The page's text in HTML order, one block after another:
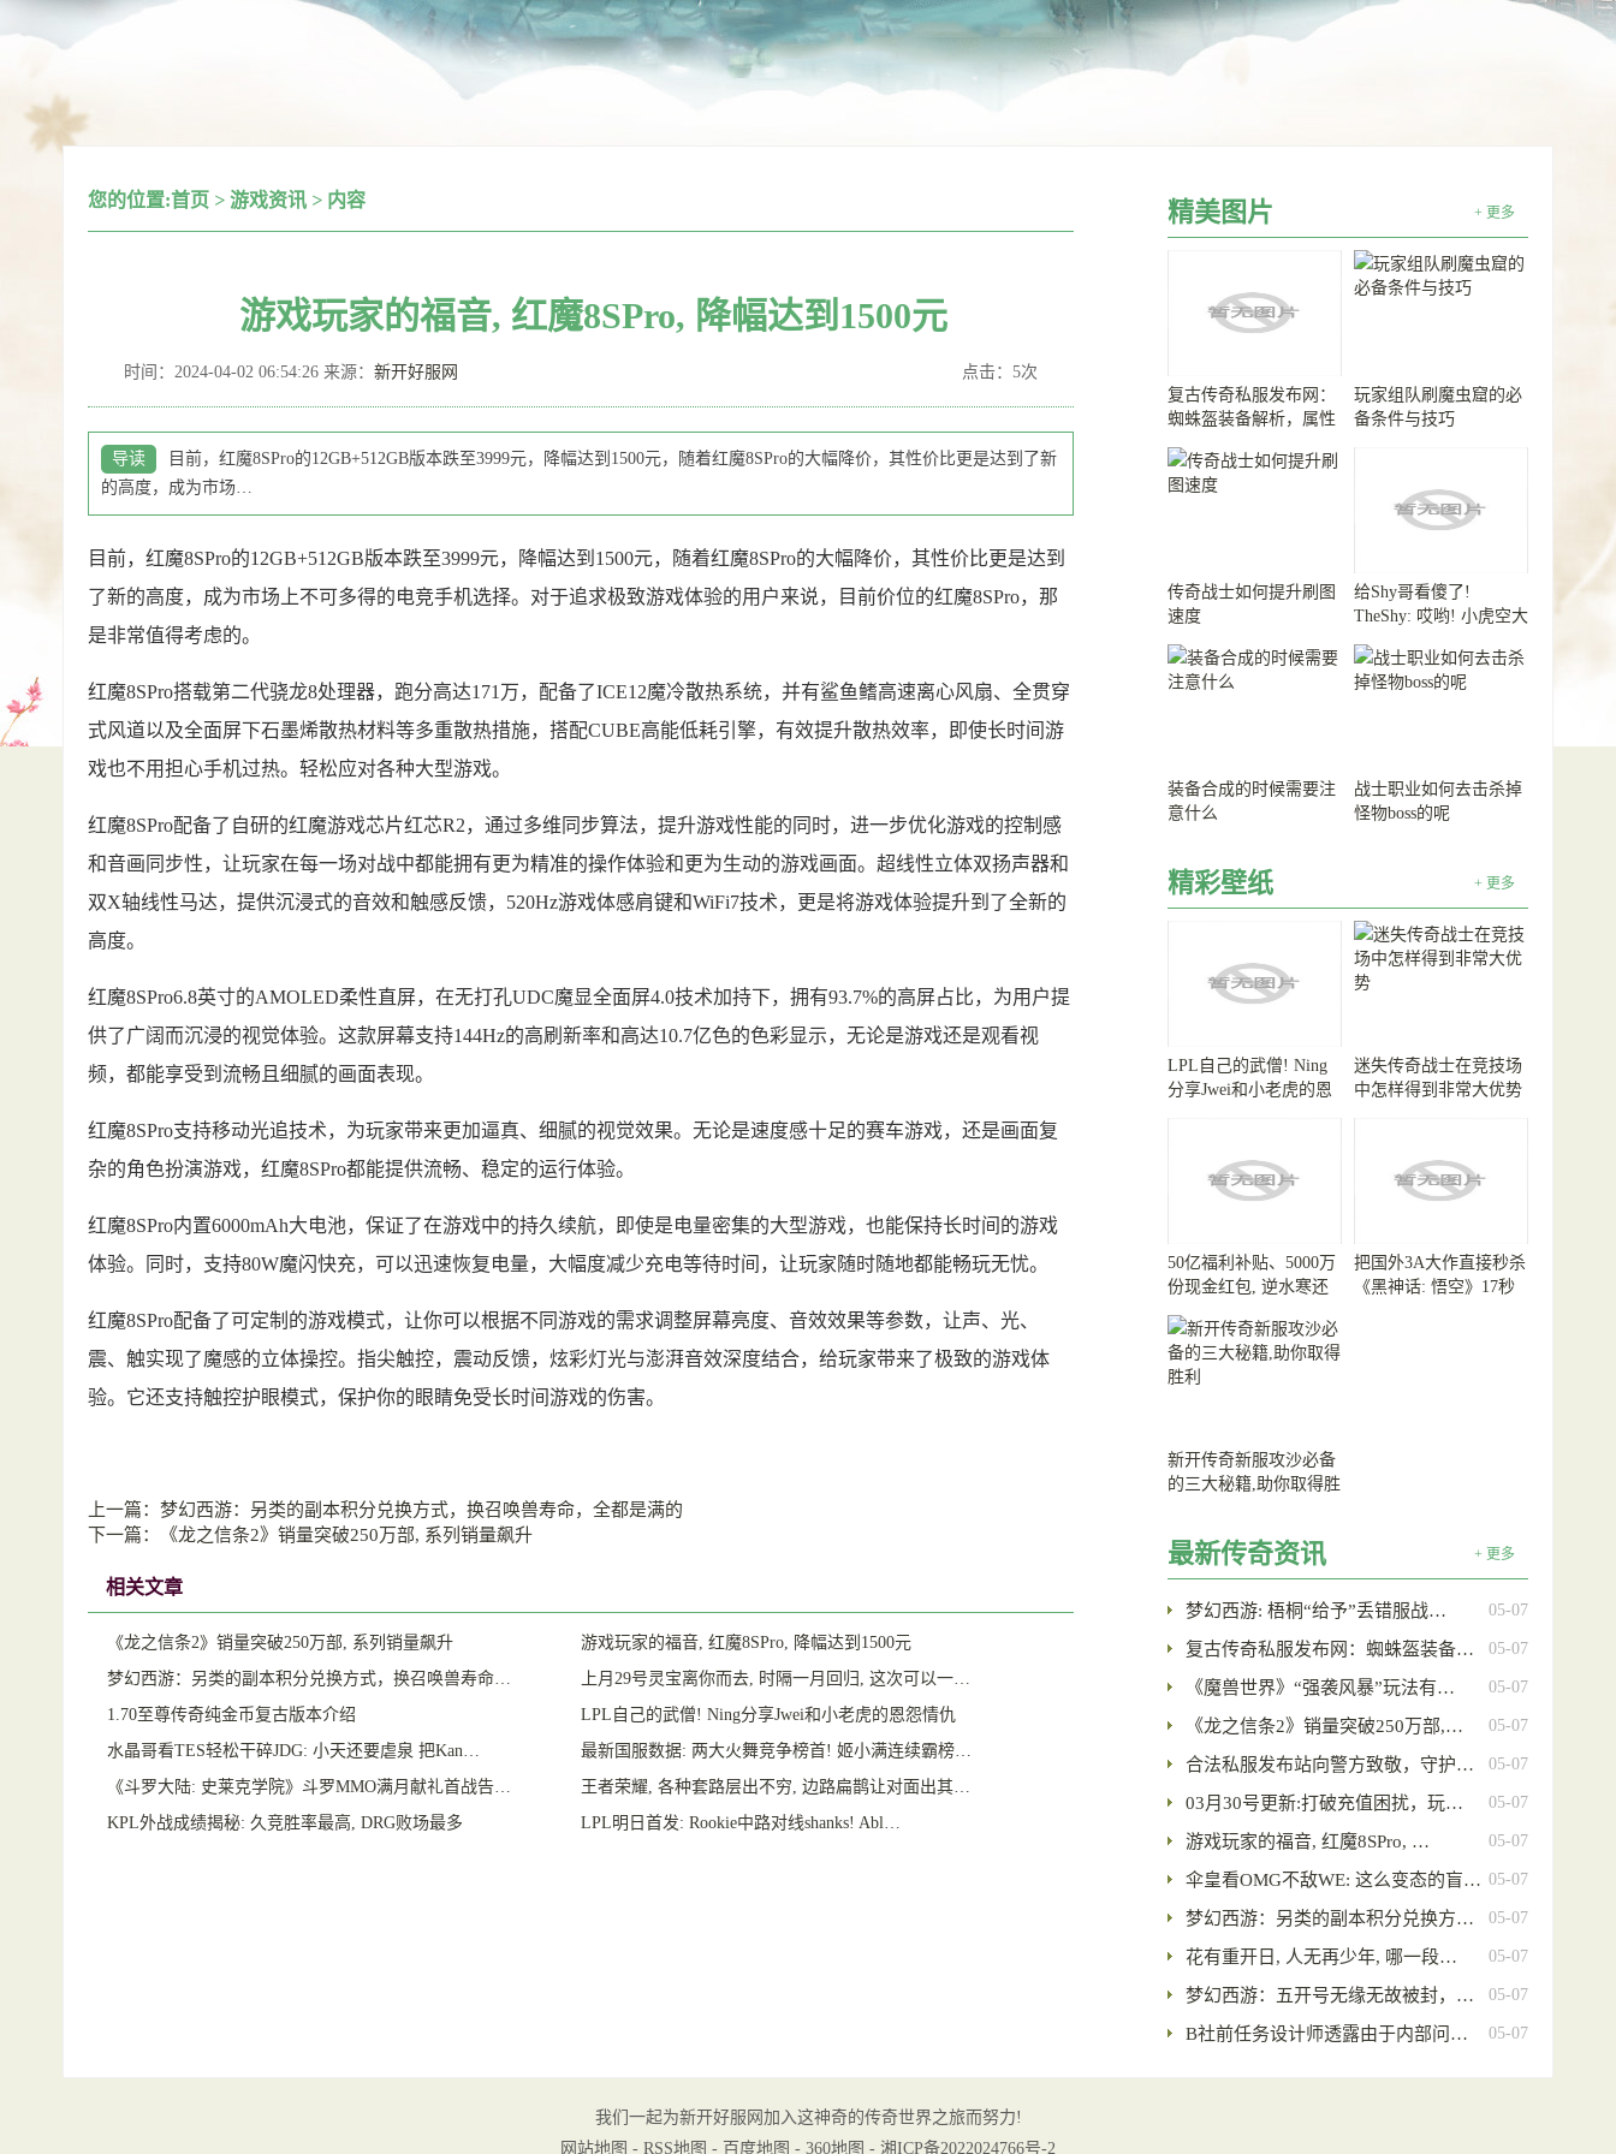
您的位置:首页 > 游戏资讯 > 内容
游戏玩家的福音, 红魔8SPro, 降幅达到1500元
点击：5次
时间：2024-04-02 06:54:26 来源： 新开好服网
导读
目前，红魔8SPro的12GB+512GB版本跌至3999元，降幅达到1500元，随着红魔8SPro的大幅降价，其性价比更是达到了新
的高度，成为市场…
目前，红魔8SPro的12GB+512GB版本跌至3999元，降幅达到1500元，随着红魔8SPro的大幅降价，其性价比更是达到
了新的高度，成为市场上不可多得的电竞手机选择。对于追求极致游戏体验的用户来说，目前价位的红魔8SPro，那
是非常值得考虑的。
红魔8SPro搭载第二代骁龙8处理器，跑分高达171万，配备了ICE12魔冷散热系统，并有鲨鱼鳍高速离心风扇、全贯穿
式风道以及全面屏下石墨烯散热材料等多重散热措施，搭配CUBE高能低耗引擎，有效提升散热效率，即使长时间游
戏也不用担心手机过热。轻松应对各种大型游戏。
红魔8SPro配备了自研的红魔游戏芯片红芯R2，通过多维同步算法，提升游戏性能的同时，进一步优化游戏的控制感
和音画同步性，让玩家在每一场对战中都能拥有更为精准的操作体验和更为生动的游戏画面。超线性立体双扬声器和
双X轴线性马达，提供沉浸式的音效和触感反馈，520Hz游戏体感肩键和WiFi7技术，更是将游戏体验提升到了全新的
高度。
红魔8SPro6.8英寸的AMOLED柔性直屏，在无打孔UDC魔显全面屏4.0技术加持下，拥有93.7%的高屏占比，为用户提
供了广阔而沉浸的视觉体验。这款屏幕支持144Hz的高刷新率和高达10.7亿色的色彩显示，无论是游戏还是观看视
频，都能享受到流畅且细腻的画面表现。
红魔8SPro支持移动光追技术，为玩家带来更加逼真、细腻的视觉效果。无论是速度感十足的赛车游戏，还是画面复
杂的角色扮演游戏，红魔8SPro都能提供流畅、稳定的运行体验。
红魔8SPro内置6000mAh大电池，保证了在游戏中的持久续航，即使是电量密集的大型游戏，也能保持长时间的游戏
体验。同时，支持80W魔闪快充，可以迅速恢复电量，大幅度减少充电等待时间，让玩家随时随地都能畅玩无忧。
红魔8SPro配备了可定制的游戏模式，让你可以根据不同游戏的需求调整屏幕亮度、音效效果等参数，让声、光、
震、触实现了魔感的立体操控。指尖触控，震动反馈，炫彩灯光与澎湃音效深度结合，给玩家带来了极致的游戏体
验。它还支持触控护眼模式，保护你的眼睛免受长时间游戏的伤害。
上一篇： 梦幻西游：另类的副本积分兑换方式，换召唤兽寿命，全都是满的
下一篇：
《龙之信条2》销量突破250万部, 系列销量飙升
相关文章
《龙之信条2》销量突破250万部, 系列销量飙升
游戏玩家的福音, 红魔8SPro, 降幅达到1500元
梦幻西游：另类的副本积分兑换方式，换召唤兽寿命…
上月29号灵宝离你而去, 时隔一月回归, 这次可以一…
1.70至尊传奇纯金币复古版本介绍
LPL自己的武僧! Ning分享Jwei和小老虎的恩怨情仇
水晶哥看TES轻松干碎JDG: 小天还要虐泉 把Kan…
最新国服数据: 两大火舞竞争榜首! 姬小满连续霸榜…
《斗罗大陆: 史莱克学院》斗罗MMO满月献礼首战告…
王者荣耀, 各种套路层出不穷, 边路扁鹊让对面出其…
KPL外战成绩揭秘: 久竞胜率最高, DRG败场最多
LPL明日首发: Rookie中路对线shanks! Abl…
精美图片 + 更多
复古传奇私服发布网：
蜘蛛盔装备解析，属性
强大又稀有！
玩家组队刷魔虫窟的必
备条件与技巧
传奇战士如何提升刷图
速度
给Shy哥看傻了!
TheShy: 哎哟! 小虎空大
可惜了!
装备合成的时候需要注
意什么
战士职业如何去击杀掉
怪物boss的呢
精彩壁纸 + 更多
LPL自己的武僧! Ning
分享Jwei和小老虎的恩
迷失传奇战士在竞技场
中怎样得到非常大优势
50亿福利补贴、5000万
份现金红包, 逆水寒还
真把财神爷给请来了
把国外3A大作直接秒杀
《黑神话: 悟空》17秒
新开传奇新服攻沙必备
的三大秘籍,助你取得胜
最新传奇资讯 + 更多
05-07
梦幻西游: 梧桐“给予”丢错服战…
05-07
复古传奇私服发布网：蜘蛛盔装备…
05-07
《魔兽世界》“强袭风暴”玩法有…
05-07
《龙之信条2》销量突破250万部,…
05-07
合法私服发布站向警方致敬，守护…
05-07
03月30号更新:打破充值困扰，玩…
05-07
游戏玩家的福音, 红魔8SPro, …
05-07
伞皇看OMG不敌WE: 这么变态的盲…
05-07
梦幻西游：另类的副本积分兑换方…
05-07
花有重开日, 人无再少年, 哪一段…
05-07
梦幻西游：五开号无缘无故被封，…
05-07
B社前任务设计师透露由于内部问…
我们一起为新开好服网加入这神奇的传奇世界之旅而努力!
网站地图 - RSS地图 - 百度地图 - 360地图 - 湘ICP备2022024766号-2